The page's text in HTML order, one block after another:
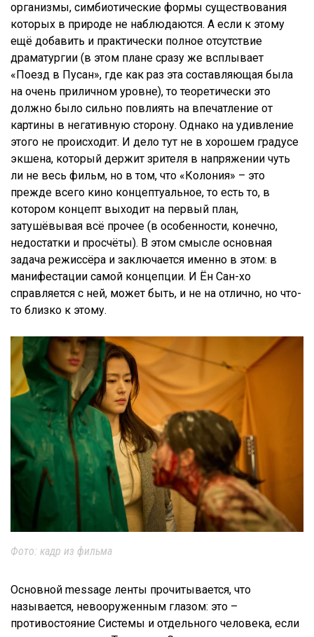
организмы, симбиотические формы существования
которых в природе не наблюдаются. А если к этому
ещё добавить и практически полное отсутствие
драматургии (в этом плане сразу же всплывает
«Поезд в Пусан», где как раз эта составляющая была
на очень приличном уровне), то теоретически это
должно было сильно повлиять на впечатление от
картины в негативную сторону. Однако на удивление
этого не происходит. И дело тут не в хорошем градусе
экшена, который держит зрителя в напряжении чуть
ли не весь фильм, но в том, что «Колония» – это
прежде всего кино концептуальное, то есть то, в
котором концепт выходит на первый план,
затушёвывая всё прочее (в особенности, конечно,
недостатки и просчёты). В этом смысле основная
задача режиссёра и заключается именно в этом: в
манифестации самой концепции. И Ён Сан-хо
справляется с ней, может быть, и не на отлично, но что-
то близко к этому.
Фото: кадр из фильма
Основной message ленты прочитывается, что
называется, невооруженным глазом: это –
противостояние Системы и отдельного человека, если